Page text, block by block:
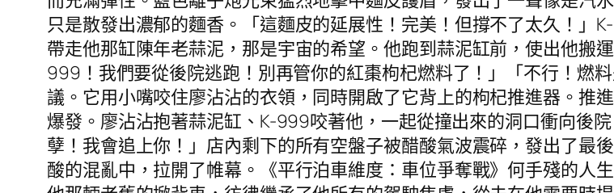
只是散發出濃郁的麵香。「這麵皮的延展性！完美！但撐不了太久！」
帶走他那缸陳年老蒜泥，那是宇宙的希望。他跑到蒜泥缸前，使出他搬
999！我們要從後院逃跑！別再管你的紅棗枸杞燃料了！」「不行！燃
議。它用小嘴咬住廖沾沾的衣領，同時開啟了它背上的枸杞推進器。推
爆發。廖沾沾抱著蒜泥缸、K-999咬著他，一起從撞出來的洞口衝向後
孽！我會追上你！」店內剩下的所有空盤子被醋酸氣波震碎，發出了最
酸的混亂中，拉開了帷幕。《平行泊車維度：車位爭奪戰》何手殘的人